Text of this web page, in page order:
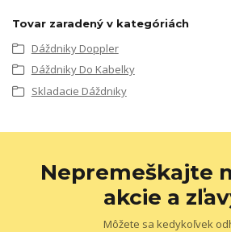
Tovar zaradený v kategóriách
Dáždniky Doppler
Dáždniky Do Kabelky
Skladacie Dáždniky
Nepremeškajte
akcie a
Môžete sa kedykoľvek